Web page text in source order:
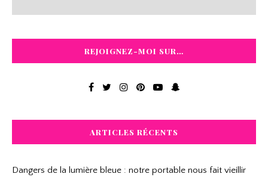
REJOIGNEZ-MOI SUR…
ARTICLES RÉCENTS
Dangers de la lumière bleue : notre portable nous fait vieillir